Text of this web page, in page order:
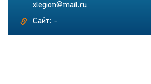
xlegion@mail.ru
Сайт: -